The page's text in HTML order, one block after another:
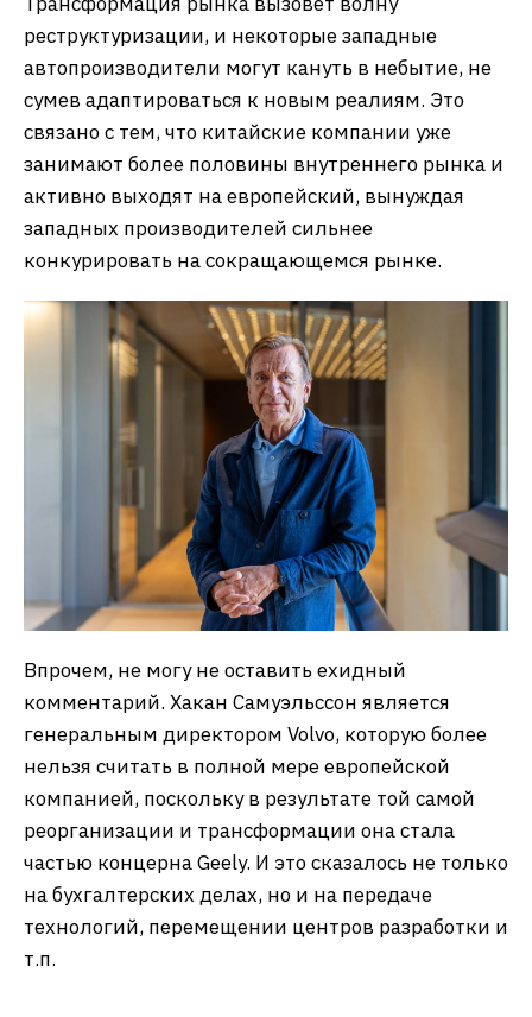
реструктуризации, и некоторые западные
автопроизводители могут кануть в небытие, не
сумев адаптироваться к новым реалиям. Это
связано с тем, что китайские компании уже
занимают более половины внутреннего рынка и
активно выходят на европейский, вынуждая
западных производителей сильнее
конкурировать на сокращающемся рынке.
Впрочем, не могу не оставить ехидный
комментарий. Хакан Самуэльссон является
генеральным директором Volvo, которую более
нельзя считать в полной мере европейской
компанией, поскольку в результате той самой
реорганизации и трансформации она стала
частью концерна Geely. И это сказалось не только
на бухгалтерских делах, но и на передаче
технологий, перемещении центров разработки и
т.п.